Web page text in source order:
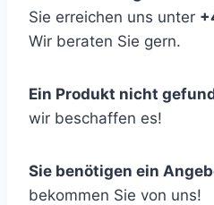
Sie erreichen uns unter
Wir beraten Sie gern.
Ein Produkt nicht
wir beschaffen es!
Sie benötigen ein
bekommen Sie von uns!